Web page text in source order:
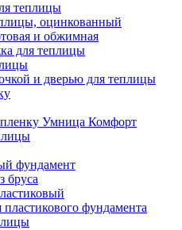
теплицы
оцинкованный
и обжимная
для теплицы
и дверью для теплицы
Умница Комфорт
фундамент
бруса
фундамента